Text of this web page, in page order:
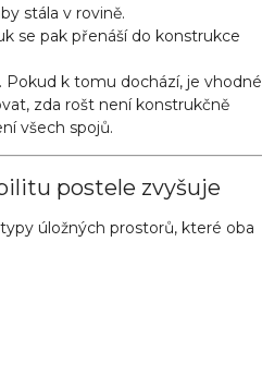
stála v rovině.
se pak přenáší do konstrukce
k tomu dochází, je vhodné
zda rošt není konstrukčně
všech spojů.
postele zvyšuje
úložných prostorů, které oba